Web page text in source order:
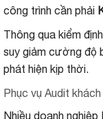
công trình cần phải
Thông qua kiểm
suy giảm cường độ
phát hiện kịp thời.
Phục vụ Audit khách
Nhiều doanh